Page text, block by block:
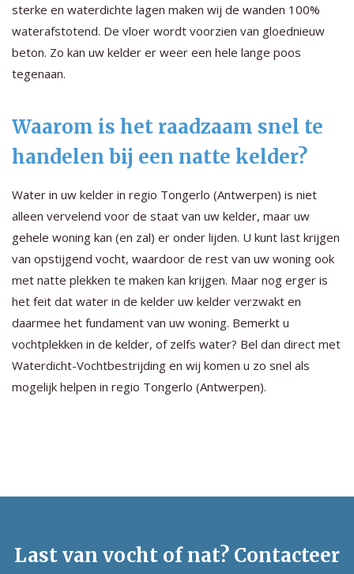
sterke en waterdichte lagen maken wij de wanden 100%
waterafstotend. De vloer wordt voorzien van gloednieuw
beton. Zo kan uw kelder er weer een hele lange poos
tegenaan.
Waarom is het raadzaam snel te
handelen bij een natte kelder?
Water in uw kelder in regio Tongerlo (Antwerpen) is niet
alleen vervelend voor de staat van uw kelder, maar uw
gehele woning kan (en zal) er onder lijden. U kunt last krijgen
van opstijgend vocht, waardoor de rest van uw woning ook
met natte plekken te maken kan krijgen. Maar nog erger is
het feit dat water in de kelder uw kelder verzwakt en
daarmee het fundament van uw woning. Bemerkt u
vochtplekken in de kelder, of zelfs water? Bel dan direct met
Waterdicht-Vochtbestrijding en wij komen u zo snel als
mogelijk helpen in regio Tongerlo (Antwerpen).
Last van vocht of nat? Contacteer